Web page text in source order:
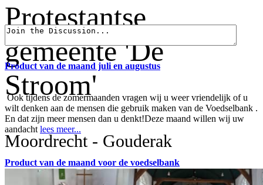
Protestantse
gemeente 'De
Stroom'
Moordrecht - Gouderak
Product van de maand juli en augustus
Ook tijdens de zomermaanden vragen wij u weer vriendelijk of u
wilt denken aan de mensen die gebruik maken van de Voedselbank .
En dat zijn meer mensen dan u denkt!Deze maand willen wij uw
aandacht lees meer...
Product van de maand voor de voedselbank